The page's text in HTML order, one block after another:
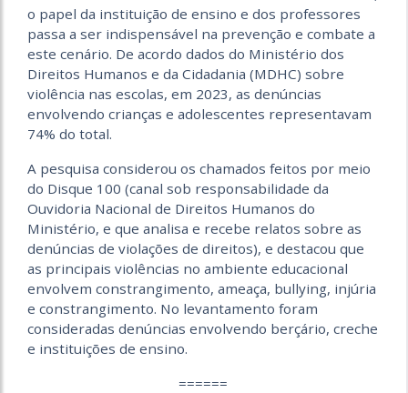
o papel da instituição de ensino e dos professores
passa a ser indispensável na prevenção e combate a
este cenário. De acordo dados do Ministério dos
Direitos Humanos e da Cidadania (MDHC) sobre
violência nas escolas, em 2023, as denúncias
envolvendo crianças e adolescentes representavam
74% do total.
A pesquisa considerou os chamados feitos por meio
do Disque 100 (canal sob responsabilidade da
Ouvidoria Nacional de Direitos Humanos do
Ministério, e que analisa e recebe relatos sobre as
denúncias de violações de direitos), e destacou que
as principais violências no ambiente educacional
envolvem constrangimento, ameaça, bullying, injúria
e constrangimento. No levantamento foram
consideradas denúncias envolvendo berçário, creche
e instituições de ensino.
======